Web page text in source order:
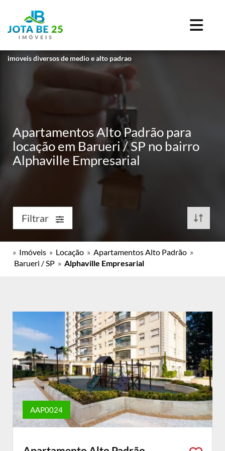
imoveis diversos de medio e alto padrao
Apartamentos Alto Padrão para
locação em Barueri / SP no bairro
Alphaville Empresarial
Filtrar
» Imóveis » Locação » Apartamentos Alto Padrão »
Barueri / SP » Alphaville Empresarial
AAP0024